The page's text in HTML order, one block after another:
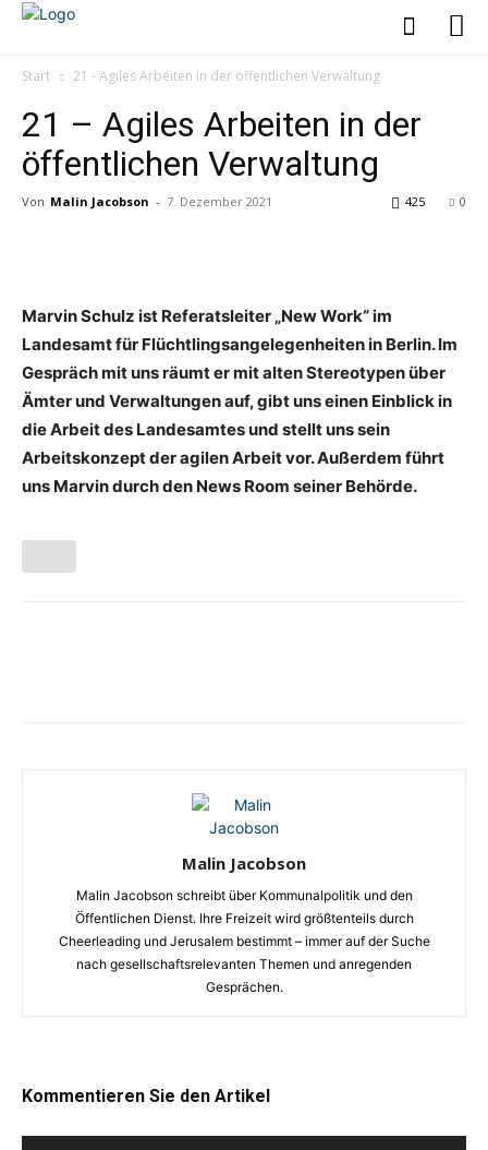
Start 21 - Agiles Arbeiten in der öffentlichen Verwaltung
21 – Agiles Arbeiten in der
öffentlichen Verwaltung
Von Malin Jacobson - 7. Dezember 2021 0
425
Marvin Schulz ist Referatsleiter „New Work“ im
Landesamt für Flüchtlingsangelegenheiten in Berlin. Im
Gespräch mit uns räumt er mit alten Stereotypen über
Ämter und Verwaltungen auf, gibt uns einen Einblick in
die Arbeit des Landesamtes und stellt uns sein
Arbeitskonzept der agilen Arbeit vor. Außerdem führt
uns Marvin durch den News Room seiner Behörde.
Malin Jacobson
Malin Jacobson schreibt über Kommunalpolitik und den
Öffentlichen Dienst. Ihre Freizeit wird größtenteils durch
Cheerleading und Jerusalem bestimmt – immer auf der Suche
nach gesellschaftsrelevanten Themen und anregenden
Gesprächen.
Kommentieren Sie den Artikel